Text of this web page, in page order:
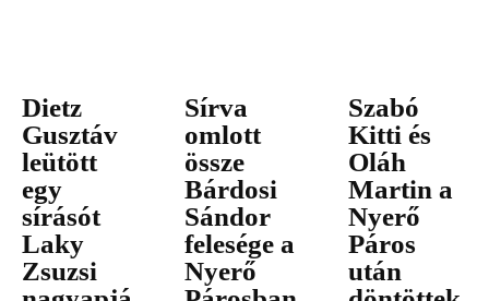
Dietz
Gusztáv
leütött
egy
sírásót
Laky
Zsuzsi
Sírva
omlott
össze
Bárdosi
Sándor
felesége a
Nyerő
Szabó
Kitti és
Oláh
Martin a
Nyerő
Páros
után